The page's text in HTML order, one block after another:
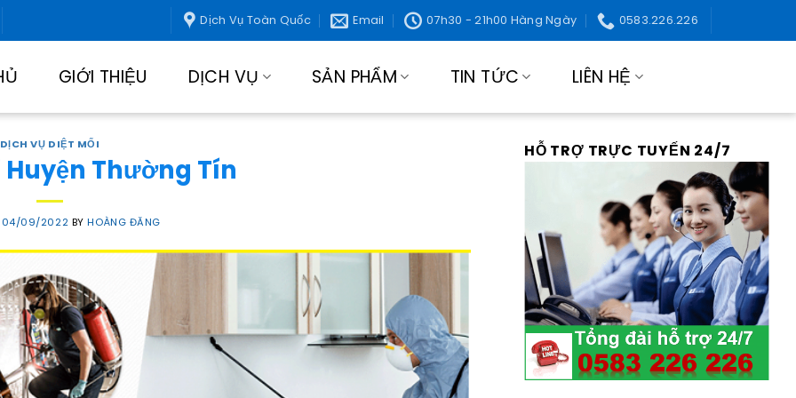
Dịch Vụ Toàn Quốc Email 07h30 - 21h00 Hàng Ngày 0583.226.226
GIỚI THIỆU DỊCH VỤ SẢN PHẨM TIN TỨC LIÊN HỆ
DỊCH VỤ DIỆT MỐI
Thường Tín
04/09/2022 BYHOÀNG ĐĂNG
HỖ TRỢ TRỰC TUYẾN 24/7